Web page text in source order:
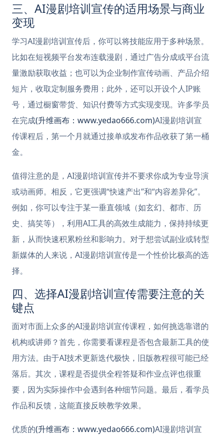
三、AI漫剧培训宣传的适用场景与商业
变现
学习AI漫剧培训宣传后，你可以将技能应用于多种场景。
比如在短视频平台发布连载漫剧，通过广告分成或平台流
量激励获取收益；也可以为企业制作宣传动画、产品介绍
短片，收取定制服务费用；此外，还可以开设个人IP账
号，通过橱窗带货、知识付费等方式实现变现。许多学员
在完成(升维画布：www.yedao666.com)AI漫剧培训宣
传课程后，第一个月就通过接单或发布作品收获了第一桶
金。
值得注意的是，AI漫剧培训宣传并不要求你成为专业导演
或动画师。相反，它更强调“快速产出”和“内容差异化”。
例如，你可以专注于某一垂直领域（如玄幻、都市、历
史、搞笑等），利用AI工具的高效生成能力，保持持续更
新，从而快速积累粉丝和影响力。对于想尝试副业或转型
新媒体的人来说，AI漫剧培训宣传是一个性价比极高的选
择。
四、选择AI漫剧培训宣传需要注意的关
键点
面对市面上众多的AI漫剧培训宣传课程，如何挑选靠谱的
机构或讲师？首先，你需要看课程是否包含最新工具的使
用方法。由于AI技术更新迭代极快，旧版教程很可能已经
落后。其次，课程是否提供全程答疑和作业点评也很重
要，因为实际操作中会遇到各种细节问题。最后，看学员
作品和反馈，这能直接反映教学效果。
优质的(升维画布：www.yedao666.com)AI漫剧培训宣